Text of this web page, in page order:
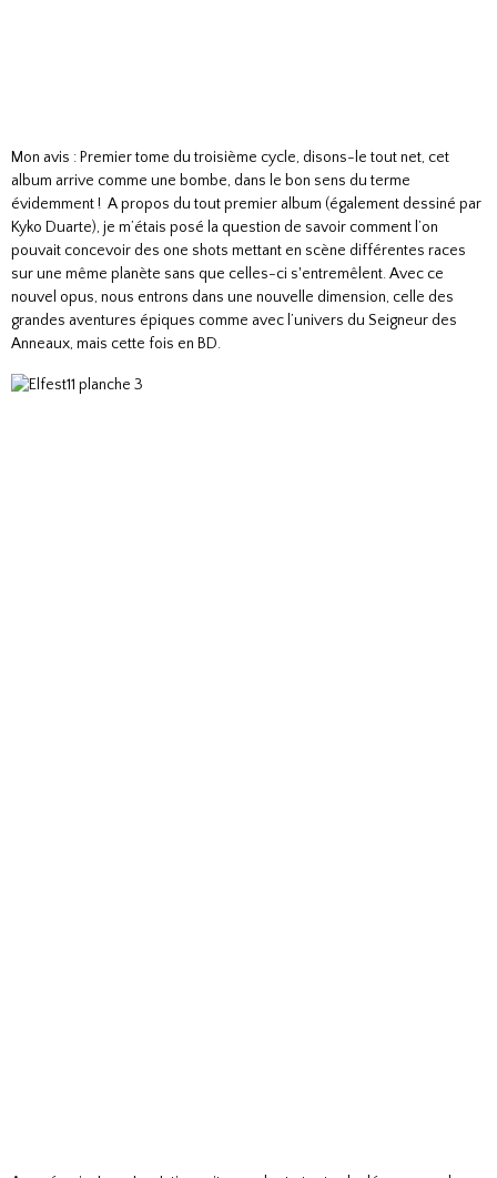
Mon avis : Premier tome du troisième cycle, disons-le tout net, cet
album arrive comme une bombe, dans le bon sens du terme
évidemment ! A propos du tout premier album (également dessiné par
Kyko Duarte), je m’étais posé la question de savoir comment l’on
pouvait concevoir des one shots mettant en scène différentes races
sur une même planète sans que celles-ci s'entremêlent. Avec ce
nouvel opus, nous entrons dans une nouvelle dimension, celle des
grandes aventures épiques comme avec l’univers du Seigneur des
Anneaux, mais cette fois en BD.